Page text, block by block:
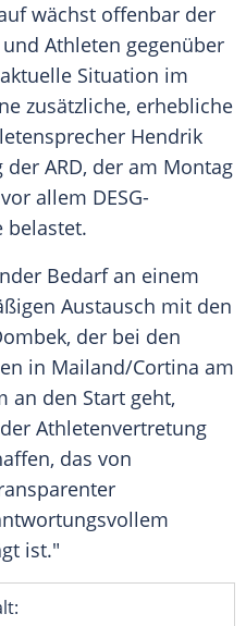
wächst offenbar der
Athleten gegenüber
Situation im
zusätzliche, erhebliche
Hendrik
ARD, der am Montag
allem DESG-
belastet.
Bedarf an einem
Austausch mit den
der bei den
in Mailand/Cortina am
an den Start geht,
Athletenvertretung
das von
ist."